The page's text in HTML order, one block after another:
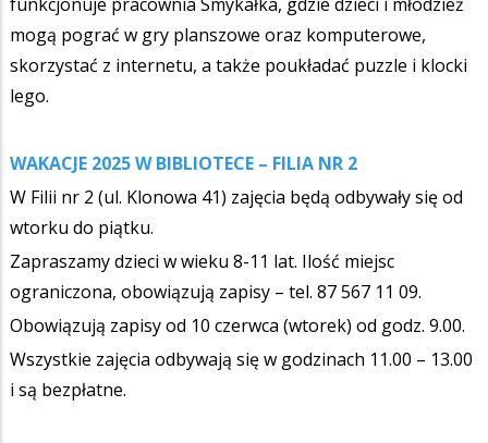
mogą pograć w gry planszowe oraz komputerowe,
skorzystać z internetu, a także poukładać puzzle i klocki
lego.
WAKACJE 2025 W BIBLIOTECE – FILIA NR 2
W Filii nr 2 (ul. Klonowa 41) zajęcia będą odbywały się od
wtorku do piątku.
Zapraszamy dzieci w wieku 8-11 lat. Ilość miejsc
ograniczona, obowiązują zapisy – tel. 87 567 11 09.
Obowiązują zapisy od 10 czerwca (wtorek) od godz. 9.00.
Wszystkie zajęcia odbywają się w godzinach 11.00 – 13.00
i są bezpłatne.